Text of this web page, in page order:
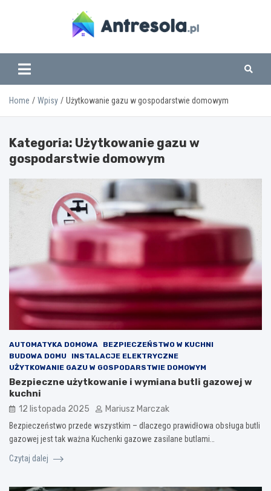
www.antresola.pl
Home Wpisy Użytkowanie gazu w gospodarstwie domowym
Kategoria: Użytkowanie gazu w
gospodarstwie domowym
AUTOMATYKA DOMOWA
BEZPIECZEŃSTWO W KUCHNI
BUDOWA DOMU
INSTALACJE ELEKTRYCZNE
UŻYTKOWANIE GAZU W GOSPODARSTWIE DOMOWYM
Bezpieczne użytkowanie i wymiana butli gazowej w
kuchni
12 listopada 2025 Mariusz Marczak
Bezpieczeństwo przede wszystkim – dlaczego prawidłowa obsługa butli
gazowej jest tak ważna Kuchenki gazowe zasilane butlami…
Czytaj dalej